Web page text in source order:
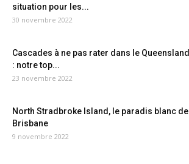
situation pour les...
30 novembre 2022
Cascades à ne pas rater dans le Queensland
: notre top...
23 novembre 2022
North Stradbroke Island, le paradis blanc de
Brisbane
9 novembre 2022